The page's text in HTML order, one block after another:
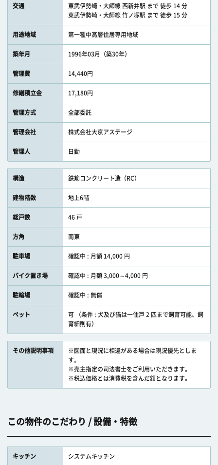
交通
東武伊勢崎・大師線 西新井駅 まで 徒歩 14 分
東武伊勢崎・大師線 竹ノ塚駅 まで 徒歩 15 分
用途地域 第一種中高層住居専用地域
築年月 1996年03月（築30年）
管理費 14,440円
修繕積立金 17,180円
管理方式 全部委託
管理会社 株式会社大京アステージ
管理人 日勤
構造 鉄筋コンクリート造（RC）
建物階数 地上6階
総戸数 46 戸
方角 南東
駐車場 確認中 : 月額 14,000 円
バイク置き場 確認中 : 月額 3,000～4,000 円
駐輪場 確認中 : 無償
ペット
可 （条件 : 犬及び猫は一住戸 2 匹まで飼育可能、飼
育細則有）
その他説明事項
※図面と現況に相違がある場合は現況優先としま
す。
※売主指定の司法書士をご利用いただきます。
※税込価格とは消費税を含んだ額となります。
この物件のこだわり / 設備・特徴
キッチン システムキッチン